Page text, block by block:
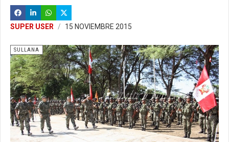
SUPER USER 15 NOVIEMBRE 2015
SULLANA